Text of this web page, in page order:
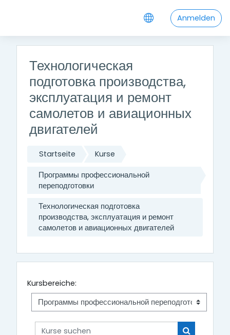
Anmelden
Технологическая
подготовка производства,
эксплуатация и ремонт
самолетов и авиационных
двигателей
Startseite Kurse
Программы профессиональной
переподготовки
Технологическая подготовка
производства, эксплуатация и ремонт
самолетов и авиационных двигателей
Kursbereiche:
Kurse suchen